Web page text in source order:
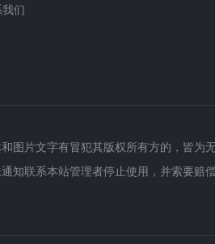
们
片文字有冒犯其版权所有方的，皆
联系本站管理者停止使用，并索要赔